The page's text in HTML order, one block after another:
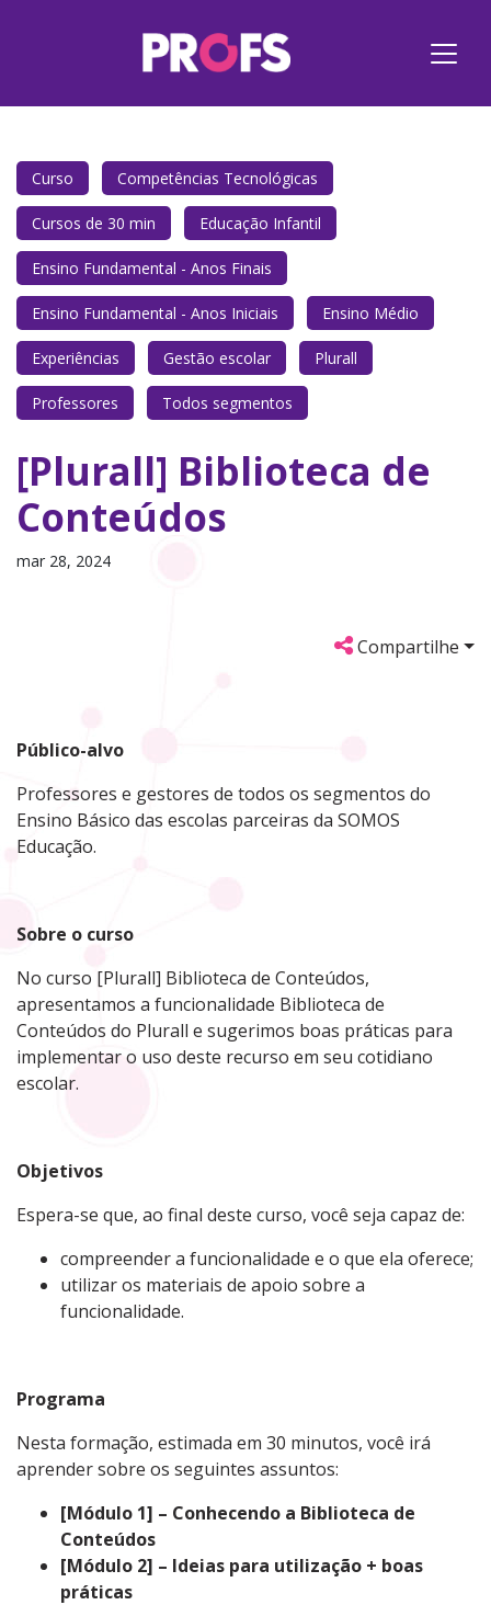
Curso Competências Tecnológicas
Cursos de 30 min Educação Infantil
Ensino Fundamental - Anos Finais
Ensino Fundamental - Anos Iniciais Ensino Médio
Experiências Gestão escolar Plurall
Professores Todos segmentos
[Plurall] Biblioteca de
Conteúdos
mar 28, 2024
Compartilhe
Público-alvo
Professores e gestores de todos os segmentos do
Ensino Básico das escolas parceiras da SOMOS
Educação.
Sobre o curso
No curso [Plurall] Biblioteca de Conteúdos,
apresentamos a funcionalidade Biblioteca de
Conteúdos do Plurall e sugerimos boas práticas para
implementar o uso deste recurso em seu cotidiano
escolar.
Objetivos
Espera-se que, ao final deste curso, você seja capaz de:
compreender a funcionalidade e o que ela oferece;
utilizar os materiais de apoio sobre a
funcionalidade.
Programa
Nesta formação, estimada em 30 minutos, você irá
aprender sobre os seguintes assuntos:
[Módulo 1] – Conhecendo a Biblioteca de
Conteúdos
[Módulo 2] – Ideias para utilização + boas
práticas